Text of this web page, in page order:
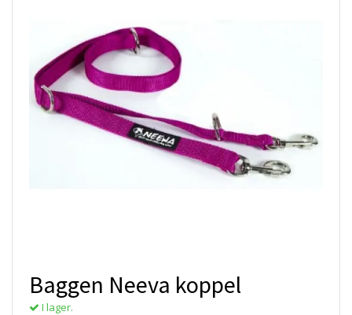
Baggen Neeva koppel
I lager.